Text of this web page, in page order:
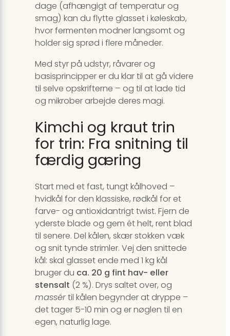
dage (afhængigt af temperatur og
smag) kan du flytte glasset i køleskab,
hvor fermenten modner langsomt og
holder sig sprød i flere måneder.
Med styr på udstyr, råvarer og
basisprincipper er du klar til at gå videre
til selve opskrifterne – og til at lade tid
og mikrober arbejde deres magi.
Kimchi og kraut trin
for trin: Fra snitning til
færdig gæring
Start med et fast, tungt kålhoved –
hvidkål for den klassiske, rødkål for et
farve- og antioxidantrigt twist. Fjern de
yderste blade og gem ét helt, rent blad
til senere. Del kålen, skær stokken væk
og snit tynde strimler. Vej den snittede
kål: skal glasset ende med 1 kg kål
bruger du ca. 20 g fint hav- eller
stensalt (2 %). Drys saltet over, og
massértil kålen begynder at dryppe –
det tager 5-10 min og er nøglen til en
egen, naturlig lage.